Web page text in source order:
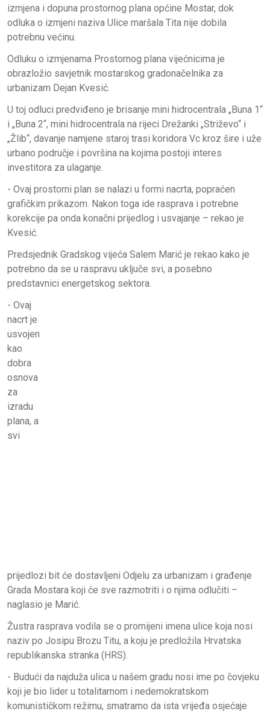
izmjena i dopuna prostornog plana općine Mostar, dok
odluka o izmjeni naziva Ulice maršala Tita nije dobila
potrebnu većinu.
Odluku o izmjenama Prostornog plana vijećnicima je
obrazložio savjetnik mostarskog gradonačelnika za
urbanizam Dejan Kvesić.
U toj odluci predviđeno je brisanje mini hidrocentrala „Buna 1“
i „Buna 2“, mini hidrocentrala na rijeci Drežanki „Striževo“ i
„Žlib“, davanje namjene staroj trasi koridora Vc kroz šire i uže
urbano područje i površina na kojima postoji interes
investitora za ulaganje.
- Ovaj prostorni plan se nalazi u formi nacrta, popraćen
grafičkim prikazom. Nakon toga ide rasprava i potrebne
korekcije pa onda konačni prijedlog i usvajanje – rekao je
Kvesić.
Predsjednik Gradskog vijeća Salem Marić je rekao kako je
potrebno da se u raspravu uključe svi, a posebno
predstavnici energetskog sektora.
- Ovaj
nacrt je
usvojen
kao
dobra
osnova
za
izradu
plana, a
svi
prijedlozi bit će dostavljeni Odjelu za urbanizam i građenje
Grada Mostara koji će sve razmotriti i o njima odlučiti –
naglasio je Marić.
Žustra rasprava vodila se o promijeni imena ulice koja nosi
naziv po Josipu Brozu Titu, a koju je predložila Hrvatska
republikanska stranka (HRS).
- Budući da najduža ulica u našem gradu nosi ime po čovjeku
koji je bio lider u totalitarnom i nedemokratskom
komunističkom režimu, smatramo da ista vrijeđa osjećaje